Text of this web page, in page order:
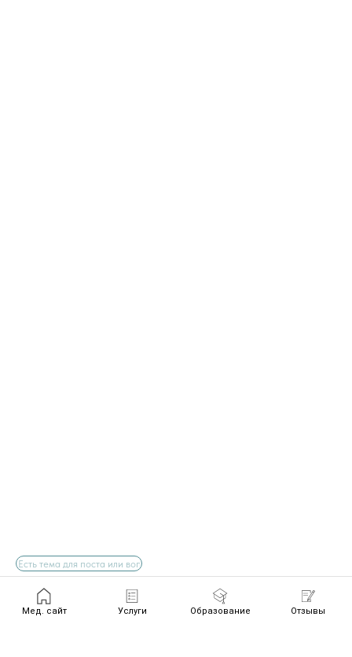
Мед. сайт Услуги Образование Отзывы